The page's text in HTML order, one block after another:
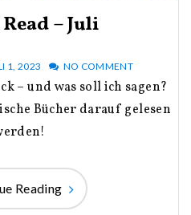
– Juli
1, 2023 NO COMMENT
Bücher darauf gelesen
Reading